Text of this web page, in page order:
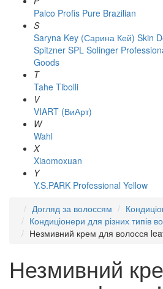
Palco Profis Pure Brazilian
S
Saryna Key (Сарина Кей) Skin
Spitzner SPL Solinger
Goods
T
Tahe Tibolli
V
VIART (ВиАрт)
W
Wahl
X
Xiaomoxuan
Y
Y.S.PARK Professional Yellow
Догляд за волоссям
Кондиціонери для різних типів
Незмивний крем для волосся
Незмивний